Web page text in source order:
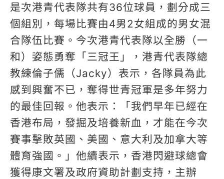
是次港青代表隊共有36位球員，劃分成三
個組別，每場比賽由4男2女組成的男女混
合隊伍比賽。今次港青代表隊以全勝（一
和）姿態勇奪「三冠王」，港青代表隊總
教練倫子儒（Jacky）表示，各隊員為此
感到興奮不已，奪得世青冠軍是多年努力
的最佳回報。他表示：「我們早年已經在
香港布局，發掘及培養新血，才能在今次
賽事擊敗英國、美國、意大利及加拿大等
體育強國。」他續表示，香港閃避球總會
獲得康文署及政府資助計劃支持，主辦